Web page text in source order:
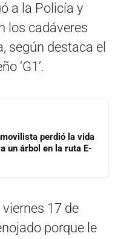
a la Policía y
los cadáveres
según destaca el
‘G1’.
perdió la vida
un árbol en la ruta E-
17 de
porque le